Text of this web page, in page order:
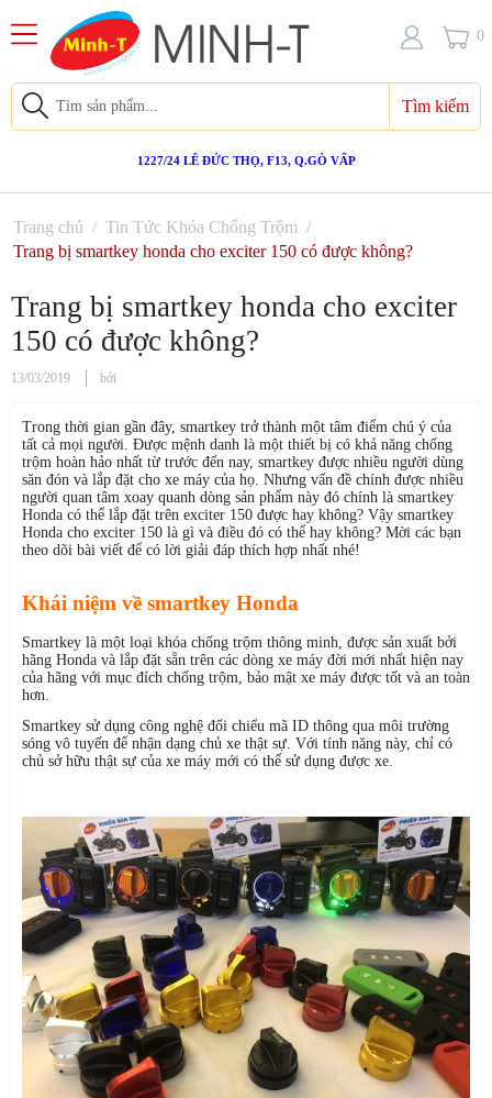
Tìm kiếm
1227/24 LÊ ĐỨC THỌ, F13, Q.GÒ VẤP
0
Trang chủ / Tin Tức Khóa Chống Trộm /
Trang bị smartkey honda cho exciter 150 có được không?
Trang bị smartkey honda cho exciter
150 có được không?
13/03/2019 bởi
Trong thời gian gần đây, smartkey trở thành một tâm điểm chú ý của
tất cả mọi người. Được mệnh danh là một thiết bị có khả năng chống
trộm hoàn hảo nhất từ trước đến nay, smartkey được nhiều người dùng
săn đón và lắp đặt cho xe máy của họ. Nhưng vấn đề chính được nhiều
người quan tâm xoay quanh dòng sản phẩm này đó chính là smartkey
Honda có thể lắp đặt trên exciter 150 được hay không? Vậy smartkey
Honda cho exciter 150 là gì và điều đó có thể hay không? Mời các bạn
theo dõi bài viết để có lời giải đáp thích hợp nhất nhé!
Khái niệm về smartkey Honda
Smartkey là một loại khóa chống trộm thông minh, được sản xuất bởi
hãng Honda và lắp đặt sẵn trên các dòng xe máy đời mới nhất hiện nay
của hãng với mục đích chống trộm, bảo mật xe máy được tốt và an toàn
hơn.
Smartkey sử dụng công nghệ đối chiếu mã ID thông qua môi trường
sóng vô tuyến để nhận dạng chủ xe thật sự. Với tính năng này, chỉ có
chủ sở hữu thật sự của xe máy mới có thể sử dụng được xe.